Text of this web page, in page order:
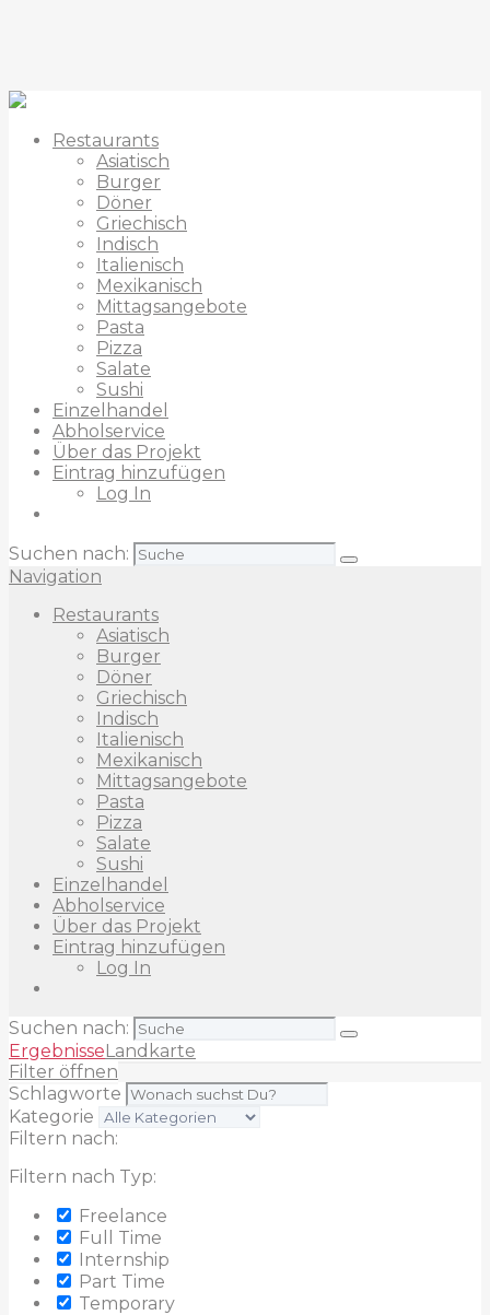
Restaurants
Asiatisch
Burger
Döner
Griechisch
Indisch
Italienisch
Mexikanisch
Mittagsangebote
Pasta
Pizza
Salate
Sushi
Einzelhandel
Abholservice
Über das Projekt
Eintrag hinzufügen
Log In
Suchen nach:
Navigation
Restaurants
Asiatisch
Burger
Döner
Griechisch
Indisch
Italienisch
Mexikanisch
Mittagsangebote
Pasta
Pizza
Salate
Sushi
Einzelhandel
Abholservice
Über das Projekt
Eintrag hinzufügen
Log In
Suchen nach:
ErgebnisseLandkarte
Filter öffnen
Schlagworte
Kategorie
Filtern nach:
Filtern nach Typ:
Freelance
Full Time
Internship
Part Time
Temporary